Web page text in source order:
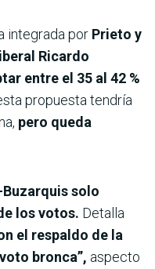
integrada por Prieto y
Ricardo
entre el 35 al 42 %
propuesta tendría
pero queda
solo
los votos. Detalla
el respaldo de la
bronca”, aspecto